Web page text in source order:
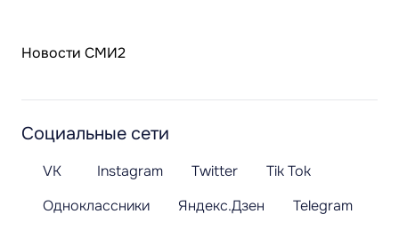
Новости СМИ2
Социальные сети
VK Instagram Twitter
Tik Tok
Одноклассники
Яндекс.Дзен
Telegram